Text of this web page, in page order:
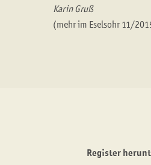
Karin Gruß
(mehr im Eselsohr 11/
Register